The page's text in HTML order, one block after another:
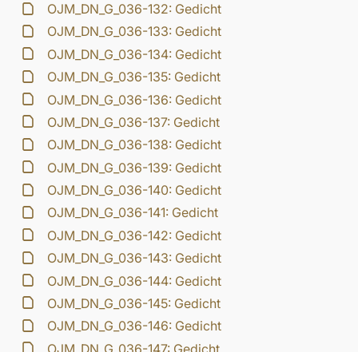
OJM_DN_G_036-132: Gedicht
OJM_DN_G_036-133: Gedicht
OJM_DN_G_036-134: Gedicht
OJM_DN_G_036-135: Gedicht
OJM_DN_G_036-136: Gedicht
OJM_DN_G_036-137: Gedicht
OJM_DN_G_036-138: Gedicht
OJM_DN_G_036-139: Gedicht
OJM_DN_G_036-140: Gedicht
OJM_DN_G_036-141: Gedicht
OJM_DN_G_036-142: Gedicht
OJM_DN_G_036-143: Gedicht
OJM_DN_G_036-144: Gedicht
OJM_DN_G_036-145: Gedicht
OJM_DN_G_036-146: Gedicht
OJM_DN_G_036-147: Gedicht